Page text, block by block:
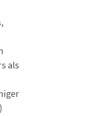
als